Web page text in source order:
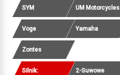
SYM UM Motorcycles
Voge Yamaha
Zontes
Silnik: 2-Suwowe